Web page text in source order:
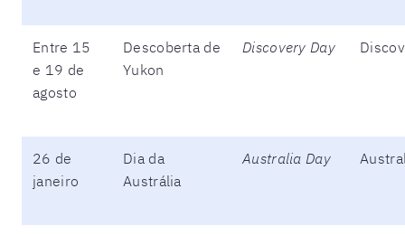
Entre 15
e 19 de
agosto
Descoberta de
Yukon
Discovery Day
26 de
janeiro
Dia da
Austrália
Australia Day